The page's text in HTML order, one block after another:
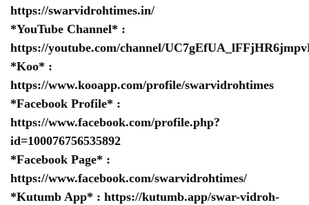
https://swarvidrohtimes.in/
*YouTube Channel* :
https://youtube.com/channel/
*Koo* :
https://www.kooapp.com/profile/swarvidrohtimes
*Facebook Profile* :
https://www.facebook.com/profile.php?
id=100076756535892
*Facebook Page* :
https://www.facebook.com/swarvidrohtimes/
*Kutumb App* : https://kutumb.app/swar-vidroh-